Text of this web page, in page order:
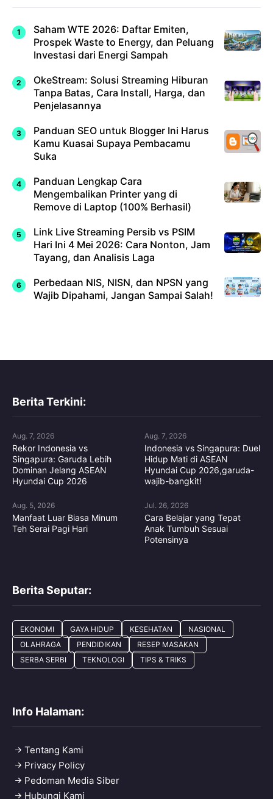
Saham WTE 2026: Daftar Emiten,
Prospek Waste to Energy, dan Peluang
Investasi dari Energi Sampah
OkeStream: Solusi Streaming Hiburan
Tanpa Batas, Cara Install, Harga, dan
Penjelasannya
Panduan SEO untuk Blogger Ini Harus
Kamu Kuasai Supaya Pembacamu
Suka
Panduan Lengkap Cara
Mengembalikan Printer yang di
Remove di Laptop (100% Berhasil)
Link Live Streaming Persib vs PSIM
Hari Ini 4 Mei 2026: Cara Nonton, Jam
Tayang, dan Analisis Laga
Perbedaan NIS, NISN, dan NPSN yang
Wajib Dipahami, Jangan Sampai Salah!
Berita Terkini:
Aug. 7, 2026
Rekor Indonesia vs
Singapura: Garuda Lebih
Dominan Jelang ASEAN
Hyundai Cup 2026
Aug. 7, 2026
Indonesia vs Singapura: Duel
Hidup Mati di ASEAN
Hyundai Cup 2026,garuda-
wajib-bangkit!
Aug. 5, 2026
Manfaat Luar Biasa Minum
Teh Serai Pagi Hari
Jul. 26, 2026
Cara Belajar yang Tepat
Anak Tumbuh Sesuai
Potensinya
Berita Seputar:
EKONOMI GAYA HIDUP KESEHATAN
NASIONAL
OLAHRAGA
PENDIDIKAN
RESEP MASAKAN
SERBA SERBI
TEKNOLOGI TIPS & TRIKS
Info Halaman:
Tentang Kami
Privacy Policy
Pedoman Media Siber
Hubungi Kami